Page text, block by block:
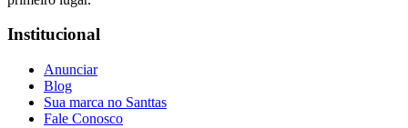
Institucional
Anunciar
Blog
Sua marca no Santtas
Fale Conosco